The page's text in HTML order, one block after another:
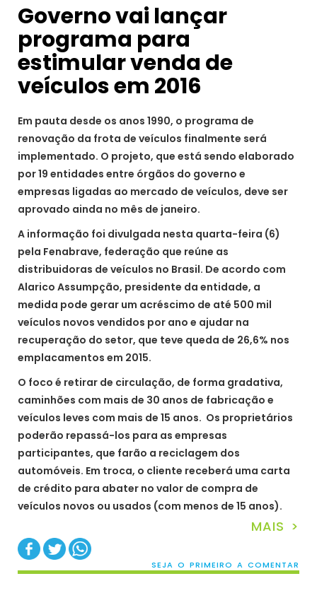
Governo vai lançar
programa para
estimular venda de
veículos em 2016
Em pauta desde os anos 1990, o programa de
renovação da frota de veículos finalmente será
implementado. O projeto, que está sendo elaborado
por 19 entidades entre órgãos do governo e
empresas ligadas ao mercado de veículos, deve ser
aprovado ainda no mês de janeiro.
A informação foi divulgada nesta quarta-feira (6)
pela Fenabrave, federação que reúne as
distribuidoras de veículos no Brasil. De acordo com
Alarico Assumpção, presidente da entidade, a
medida pode gerar um acréscimo de até 500 mil
veículos novos vendidos por ano e ajudar na
recuperação do setor, que teve queda de 26,6% nos
emplacamentos em 2015.
O foco é retirar de circulação, de forma gradativa,
caminhões com mais de 30 anos de fabricação e
veículos leves com mais de 15 anos. Os proprietários
poderão repassá-los para as empresas
participantes, que farão a reciclagem dos
automóveis. Em troca, o cliente receberá uma carta
de crédito para abater no valor de compra de
veículos novos ou usados (com menos de 15 anos).
MAIS >
SEJA O PRIMEIRO A COMENTAR